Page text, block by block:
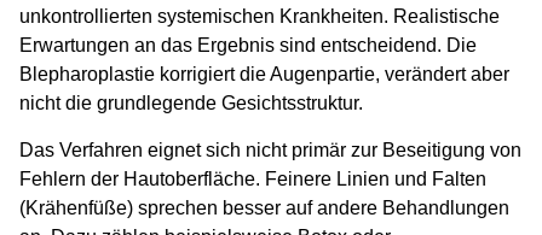
unkontrollierten systemischen Krankheiten. Realistische
Erwartungen an das Ergebnis sind entscheidend. Die
Blepharoplastie korrigiert die Augenpartie, verändert aber
nicht die grundlegende Gesichtsstruktur.
Das Verfahren eignet sich nicht primär zur Beseitigung von
Fehlern der Hautoberfläche. Feinere Linien und Falten
(Krähenfüße) sprechen besser auf andere Behandlungen